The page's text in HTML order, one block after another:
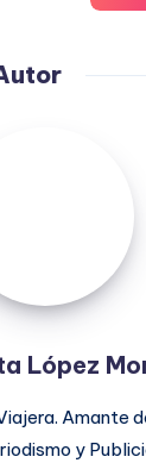
López
Amante
y